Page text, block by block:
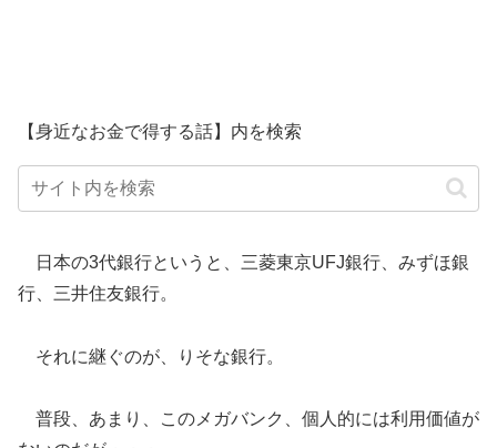
【身近なお金で得する話】内を検索
日本の3代銀行というと、三菱東京UFJ銀行、みずほ銀
行、三井住友銀行。
それに継ぐのが、りそな銀行。
普段、あまり、このメガバンク、個人的には利用価値が